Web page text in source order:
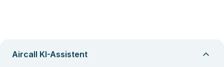
Aircall KI-Assistent